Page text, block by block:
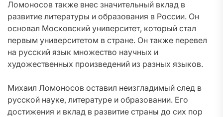
Ломоносов также внес значительный вклад в
развитие литературы и образования в России. Он
основал Московский университет, который стал
первым университетом в стране. Он также перевел
на русский язык множество научных и
художественных произведений из разных языков.
Михаил Ломоносов оставил неизгладимый след в
русской науке, литературе и образовании. Его
достижения и вклад в развитие страны до сих пор